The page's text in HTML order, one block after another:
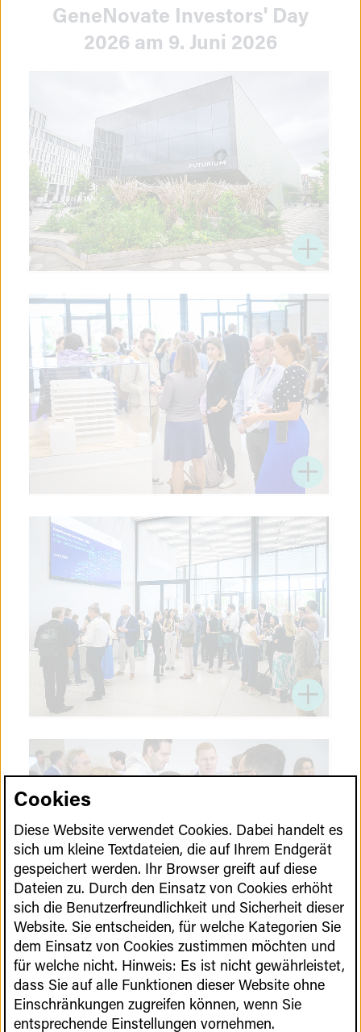
GeneNovate Investors' Day
2026 am 9. Juni 2026
Cookies
Diese Website verwendet Cookies. Dabei handelt es
sich um kleine Textdateien, die auf Ihrem Endgerät
gespeichert werden. Ihr Browser greift auf diese
Dateien zu. Durch den Einsatz von Cookies erhöht
sich die Benutzerfreundlichkeit und Sicherheit dieser
Website. Sie entscheiden, für welche Kategorien Sie
dem Einsatz von Cookies zustimmen möchten und
für welche nicht. Hinweis: Es ist nicht gewährleistet,
dass Sie auf alle Funktionen dieser Website ohne
Einschränkungen zugreifen können, wenn Sie
entsprechende Einstellungen vornehmen.